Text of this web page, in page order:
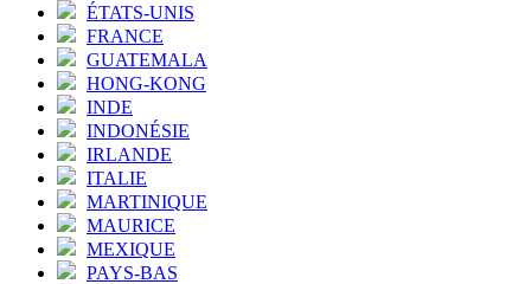
ÉTATS-UNIS
FRANCE
GUATEMALA
HONG-KONG
INDE
INDONÉSIE
IRLANDE
ITALIE
MARTINIQUE
MAURICE
MEXIQUE
PAYS-BAS